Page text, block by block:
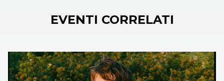
competenze esistenti per offrire un’assistenza sempre più
efficace e personalizzata, in cui il paziente oncologico viene
EVENTI CORRELATI